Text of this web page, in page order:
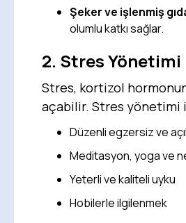
Şeker ve işlenmiş
olumlu katkı sağlar.
2. Stres Yönetimi
Stres, kortizol
açabilir. Stres yönetimi
Düzenli egzersiz ve
Meditasyon, yoga ve
Yeterli ve kaliteli uyku
Hobilerle ilgilenmek